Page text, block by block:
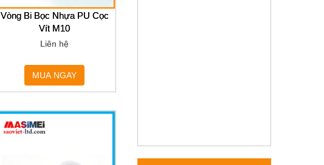
Vòng Bi Bọc Nhựa PU Cọc
Vít M10
Liên hệ
MUA NGAY